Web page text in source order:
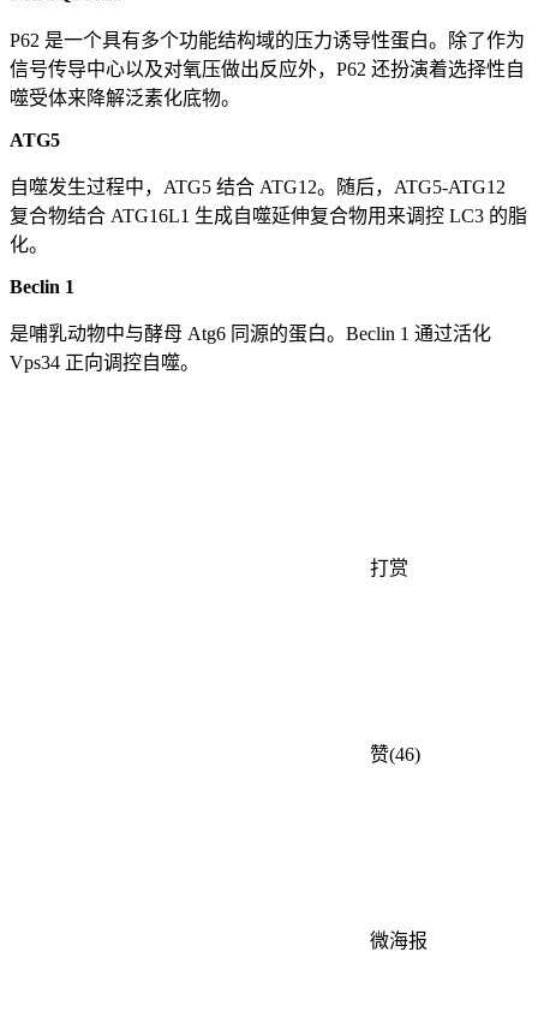
P62 是一个具有多个功能结构域的压力诱导性蛋白。除了作为
信号传导中心以及对氧压做出反应外，P62 还扮演着选择性自
噬受体来降解泛素化底物。
ATG5
自噬发生过程中，ATG5 结合 ATG12。随后，ATG5-ATG12
复合物结合 ATG16L1 生成自噬延伸复合物用来调控 LC3 的脂
化。
Beclin 1
是哺乳动物中与酵母 Atg6 同源的蛋白。Beclin 1 通过活化
Vps34 正向调控自噬。
打赏
赞(46)
微海报